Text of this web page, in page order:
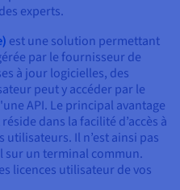
experts.
est une solution permettant
par le fournisseur de
à jour logicielles, des
peut y accéder par le
API. Le principal avantage
dans la facilité d’accès à
Il n’est ainsi pas
sur un terminal commun.
licences utilisateur de vos